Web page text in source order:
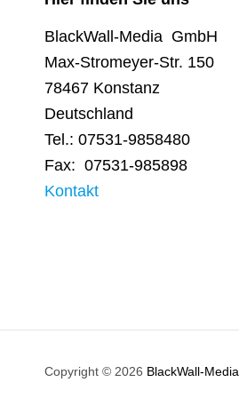
BlackWall-Media GmbH
Max-Stromeyer-Str. 150
78467 Konstanz
Deutschland
Tel.: 07531-9858480
Fax: 07531-985898
Kontakt
Copyright © 2026 BlackWall-Media